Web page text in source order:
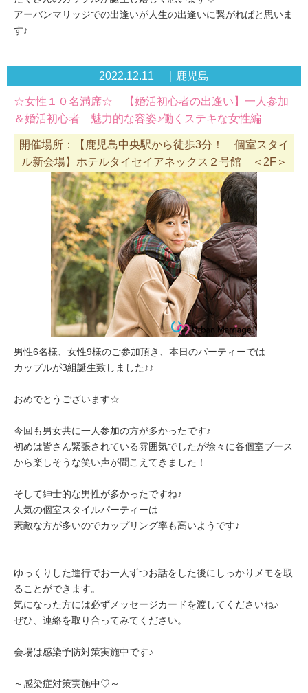
アーバンマリッジでの出逢いが人生の出逢いに繋がればと思いま
す♪
2022.12.11 ｜鹿児島
☆女性１０名満席☆ 【婚活初心者の出逢い】一人参加
＆婚活初心者 魅力的な容姿♪働くステキな女性編
開催場所：【鹿児島中央駅から徒歩3分！ 個室スタイ
ル新会場】ホテルタイセイアネックス２号館 ＜2F＞
男性6名様、女性9様のご参加頂き、本日のパーティーでは
カップルが3組誕生致しました♪♪
おめでとうございます☆
今回も男女共に一人参加の方が多かったです♪
初めは皆さん緊張されている雰囲気でしたが徐々に各個室ブース
から楽しそうな笑い声が聞こえてきました！
そして紳士的な男性が多かったですね♪
人気の個室スタイルパーティーは
素敵な方が多いのでカップリング率も高いようです♪
ゆっくりした進行でお一人ずつお話をした後にしっかりメモを取
ることができます。
気になった方には必ずメッセージカードを渡してくださいね♪
ぜひ、連絡を取り合ってみてください。
会場は感染予防対策実施中です♪
～感染症対策実施中♡～